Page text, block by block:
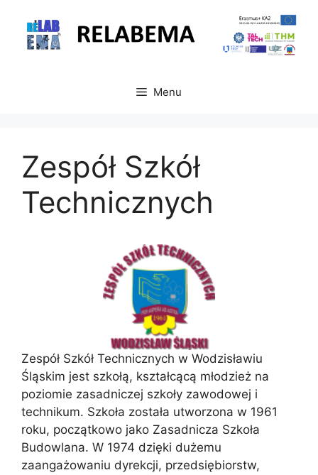
treści
Menu
Zespół Szkół
Technicznych
Zespół Szkół Technicznych w Wodzisławiu
Śląskim jest szkołą, kształcącą młodzież na
poziomie zasadniczej szkoły zawodowej i
technikum. Szkoła została utworzona w 1961
roku, początkowo jako Zasadnicza Szkoła
Budowlana. W 1974 dzięki dużemu
zaangażowaniu dyrekcji, przedsiębiorstw,